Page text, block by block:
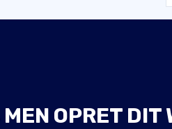
OPRET DIT